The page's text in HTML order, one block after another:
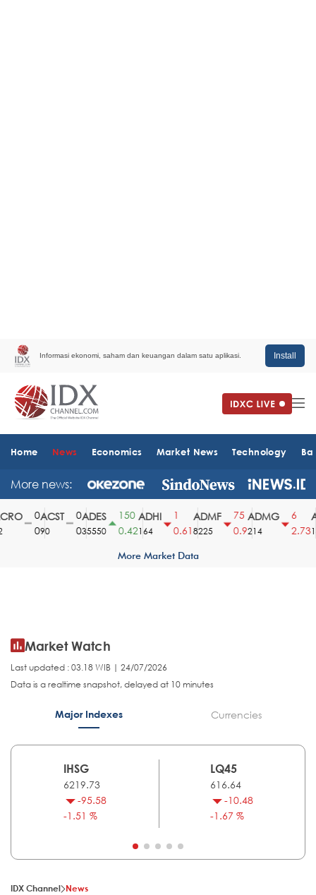
Informasi ekonomi, saham dan keuangan dalam satu aplikasi. Install
Home News Economics Market News Technology
More news:
ACST
90
ADES
35550
150
0.42
ADHI
164
0.61
ADMF
8225
75
0.9
ADMG
214
2.73
More Market Data
Market Watch
Last updated : 03.18 WIB | 24/07/2026
Data is a realtime snapshot, delayed at 10 minutes
Major Indexes Currencies
IHSG
6219.73
-95.58
-1.51 %
LQ45
616.64
-10.48
-1.67 %
IDX Channel News